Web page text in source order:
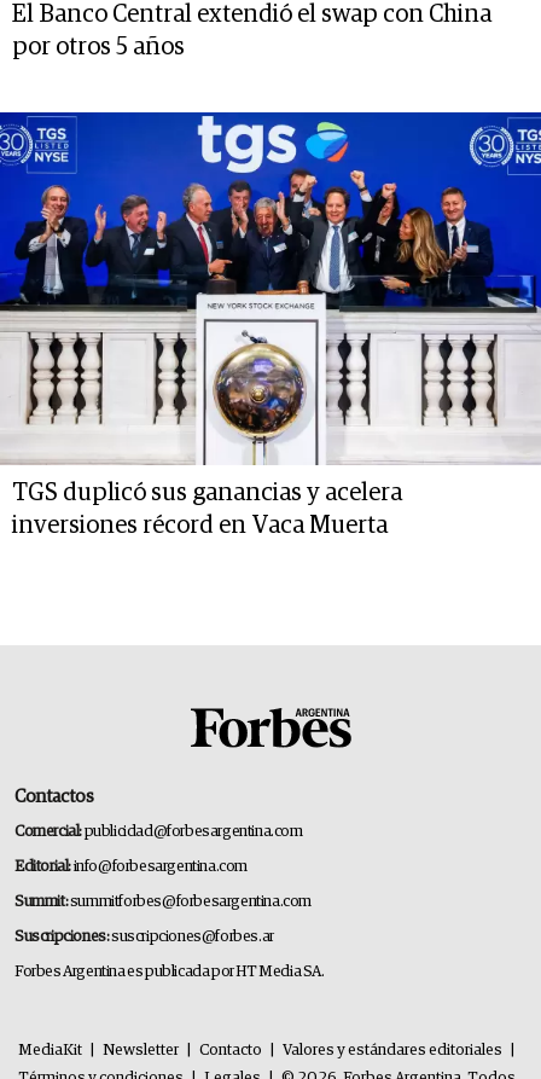
El Banco Central extendió el swap con China
por otros 5 años
TGS duplicó sus ganancias y acelera
inversiones récord en Vaca Muerta
Contactos
Comercial:publicidad@forbesargentina.com
Editorial:info@forbesargentina.com
Summit:summitforbes@forbesargentina.com
Suscripciones:suscripciones@forbes.ar
Forbes Argentina es publicada por HT Media SA.
MediaKit Newsletter Contacto Valores y estándares editoriales